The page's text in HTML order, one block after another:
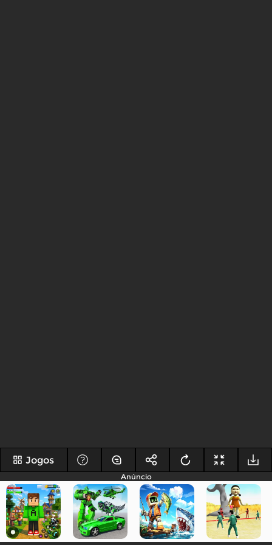
Jogos
Anúncio